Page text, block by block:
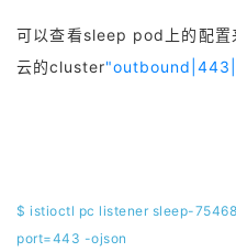
可以查看sleep pod上的配
云的cluster
$ istioctl pc listener sleep-
port=443 -ojson